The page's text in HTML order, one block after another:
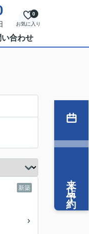
お気に入り
0
い合わせ
新築 来店予約